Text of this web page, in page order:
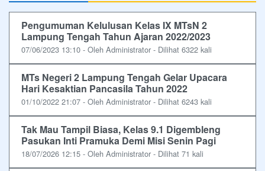
Pengumuman Kelulusan Kelas IX MTsN 2
Lampung Tengah Tahun Ajaran 2022/2023
07/06/2023 13:10 - Oleh Administrator - Dilihat 6322 kali
MTs Negeri 2 Lampung Tengah Gelar Upacara
Hari Kesaktian Pancasila Tahun 2022
01/10/2022 21:07 - Oleh Administrator - Dilihat 6243 kali
Tak Mau Tampil Biasa, Kelas 9.1 Digembleng
Pasukan Inti Pramuka Demi Misi Senin Pagi
18/07/2026 12:15 - Oleh Administrator - Dilihat 71 kali